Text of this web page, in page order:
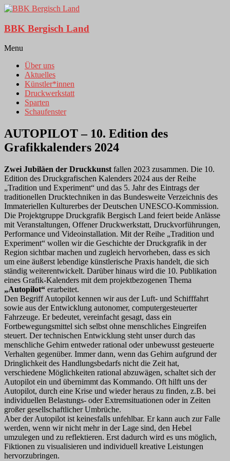
BBK Bergisch Land
Menu
Über uns
Aktuelles
Künstler*innen
Druckwerkstatt
Sparten
Schaufenster
AUTOPILOT – 10. Edition des
Grafikkalenders 2024
Zwei Jubiläen der Druckkunst fallen 2023 zusammen. Die 10.
Edition des Druckgrafischen Kalenders 2024 aus der Reihe
„Tradition und Experiment“ und das 5. Jahr des Eintrags der
traditionellen Drucktechniken in das Bundesweite Verzeichnis des
Immateriellen Kulturerbes der Deutschen UNESCO-Kommission.
Die Projektgruppe Druckgrafik Bergisch Land feiert beide Anlässe
mit Veranstaltungen, Offener Druckwerkstatt, Druckvorführungen,
Performance und Videoinstallation. Mit der Reihe „Tradition und
Experiment“ wollen wir die Geschichte der Druckgrafik in der
Region sichtbar machen und zugleich hervorheben, dass es sich
um eine äußerst lebendige künstlerische Praxis handelt, die sich
ständig weiterentwickelt. Darüber hinaus wird die 10. Publikation
eines Grafik-Kalenders mit dem projektbezogenen Thema
„Autopilot“ erarbeitet.
Den Begriff Autopilot kennen wir aus der Luft- und Schifffahrt
sowie aus der Entwicklung autonomer, computergesteuerter
Fahrzeuge. Er bedeutet, vereinfacht gesagt, dass ein
Fortbewegungsmittel sich selbst ohne menschliches Eingreifen
steuert. Der technischen Entwicklung steht unser durch das
menschliche Gehirn entweder rational oder unbewusst gesteuerte
Verhalten gegenüber. Immer dann, wenn das Gehirn aufgrund der
Dringlichkeit des Handlungsbedarfs nicht die Zeit hat,
verschiedene Möglichkeiten rational abzuwägen, schaltet sich der
Autopilot ein und übernimmt das Kommando. Oft hilft uns der
Autopilot, durch eine Krise und wieder heraus zu finden, z.B. bei
individuellen Belastungs- oder Extremsituationen oder in Zeiten
großer gesellschaftlicher Umbrüche.
Aber der Autopilot ist keinesfalls unfehlbar. Er kann auch zur Falle
werden, wenn wir nicht mehr in der Lage sind, den Hebel
umzulegen und zu reflektieren. Erst dadurch wird es uns möglich,
Fiktionen zu visualisieren und individuell kreative Leistungen
hervorzubringen.